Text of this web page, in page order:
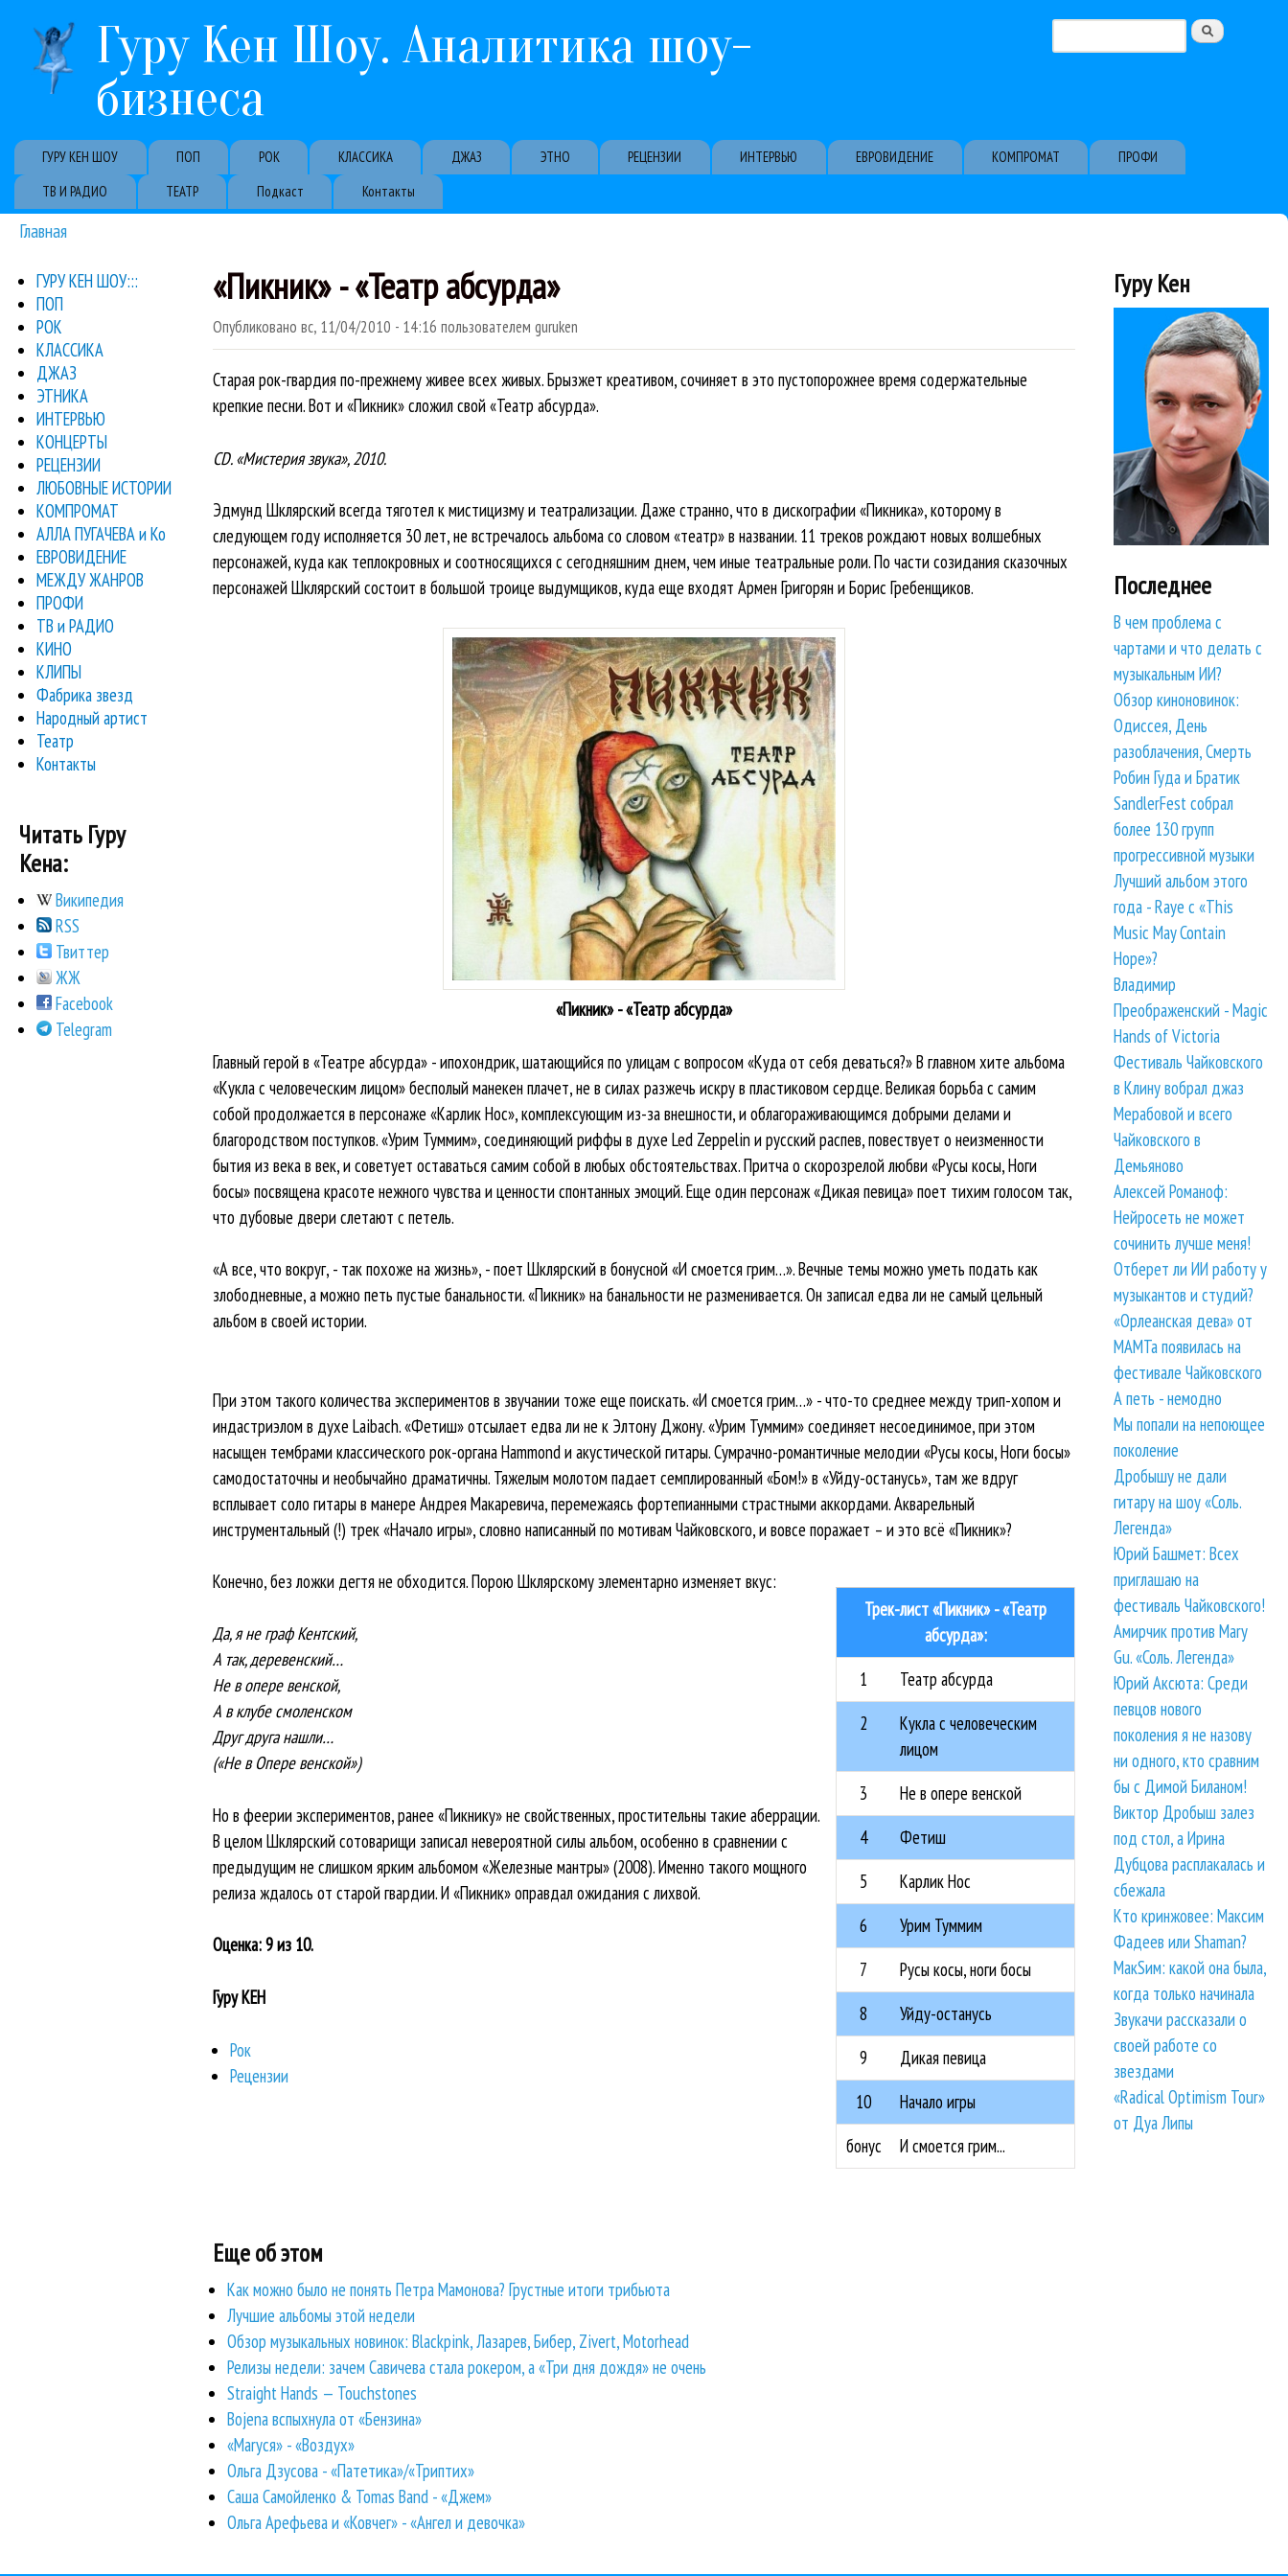
Гуру Кен Шоу. Аналитика шоу-
бизнеса
Форма поиска
Primary links
ГУРУ КЕН ШОУ ПОП РОК КЛАССИКА ДЖАЗ ЭТНО РЕЦЕНЗИИ ИНТЕРВЬЮ ЕВРОВИДЕНИЕ КОМПРОМАТ
ПРОФИ
ТВ И РАДИО
ТЕАТР Подкаст Контакты
Вы здесь
Главная
«Пикник» - «Театр абсурда»
Опубликовано вс, 11/04/2010 - 14:16 пользователем guruken
Старая рок-гвардия по-прежнему живее всех живых. Брызжет креативом, сочиняет в это пустопорожнее время содержательные
крепкие песни. Вот и «Пикник» сложил свой «Театр абсурда».
CD. «Мистерия звука», 2010.
Эдмунд Шклярский всегда тяготел к мистицизму и театрализации. Даже странно, что в дискографии «Пикника», которому в
следующем году исполняется 30 лет, не встречалось альбома со словом «театр» в названии. 11 треков рождают новых волшебных
персонажей, куда как теплокровных и соотносящихся с сегодняшним днем, чем иные театральные роли. По части созидания сказочных
персонажей Шклярский состоит в большой троице выдумщиков, куда еще входят Армен Григорян и Борис Гребенщиков.
«Пикник» - «Театр абсурда»
Главный герой в «Театре абсурда» - ипохондрик, шатающийся по улицам с вопросом «Куда от себя деваться?» В главном хите альбома
«Кукла с человеческим лицом» бесполый манекен плачет, не в силах разжечь искру в пластиковом сердце. Великая борьба с самим
собой продолжается в персонаже «Карлик Нос», комплексующим из-за внешности, и облагораживающимся добрыми делами и
благородством поступков. «Урим Туммим», соединяющий риффы в духе Led Zeppelin и русский распев, повествует о неизменности
бытия из века в век, и советует оставаться самим собой в любых обстоятельствах. Притча о скорозрелой любви «Русы косы, Ноги
босы» посвящена красоте нежного чувства и ценности спонтанных эмоций. Еще один персонаж «Дикая певица» поет тихим голосом так,
что дубовые двери слетают с петель.
«А все, что вокруг, - так похоже на жизнь», - поет Шклярский в бонусной «И смоется грим…». Вечные темы можно уметь подать как
злободневные, а можно петь пустые банальности. «Пикник» на банальности не разменивается. Он записал едва ли не самый цельный
альбом в своей истории.
При этом такого количества экспериментов в звучании тоже еще поискать. «И смоется грим…» - что-то среднее между трип-хопом и
индастриэлом в духе Laibach. «Фетиш» отсылает едва ли не к Элтону Джону. «Урим Туммим» соединяет несоединимое, при этом
насыщен тембрами классического рок-органа Hammond и акустической гитары. Сумрачно-романтичные мелодии «Русы косы, Ноги босы»
самодостаточны и необычайно драматичны. Тяжелым молотом падает семплированный «Бом!» в «Уйду-останусь», там же вдруг
всплывает соло гитары в манере Андрея Макаревича, перемежаясь фортепианными страстными аккордами. Акварельный
инструментальный (!) трек «Начало игры», словно написанный по мотивам Чайковского, и вовсе поражает – и это всё «Пикник»?
Трек-лист «Пикник» - «Театр
абсурда»:
1
Театр абсурда
2
Кукла с человеческим
лицом
3
Не в опере венской
4
Фетиш
5
Карлик Нос
6
Урим Туммим
7
Русы косы, ноги босы
8
Уйду-останусь
9
Дикая певица
10
Начало игры
бонус
И смоется грим...
Конечно, без ложки дегтя не обходится. Порою Шклярскому элементарно изменяет вкус:
Да, я не граф Кентский,
А так, деревенский…
Не в опере венской,
А в клубе смоленском
Друг друга нашли…
(«Не в Опере венской»)
Но в феерии экспериментов, ранее «Пикнику» не свойственных, простительны такие аберрации.
В целом Шклярский сотоварищи записал невероятной силы альбом, особенно в сравнении с
предыдущим не слишком ярким альбомом «Железные мантры» (2008). Именно такого мощного
релиза ждалось от старой гвардии. И «Пикник» оправдал ожидания с лихвой.
Оценка: 9 из 10.
Гуру КЕН
Рок
Рецензии
Еще об этом
Как можно было не понять Петра Мамонова? Грустные итоги трибьюта
Лучшие альбомы этой недели
Обзор музыкальных новинок: Blackpink, Лазарев, Бибер, Zivert, Motorhead
Релизы недели: зачем Савичева стала рокером, а «Три дня дождя» не очень
Straight Hands — Touchstones
Bojena вспыхнула от «Бензина»
«Маrуся» - «Воздух»
Ольга Дзусова - «Патетика»/«Триптих»
Саша Самойленко & Tomas Band - «Джем»
Ольга Арефьева и «Ковчег» - «Ангел и девочка»
ГУРУ КЕН ШОУ:::
ПОП
РОК
КЛАССИКА
ДЖАЗ
ЭТНИКА
ИНТЕРВЬЮ
КОНЦЕРТЫ
РЕЦЕНЗИИ
ЛЮБОВНЫЕ ИСТОРИИ
КОМПРОМАТ
АЛЛА ПУГАЧЕВА и Ко
ЕВРОВИДЕНИЕ
МЕЖДУ ЖАНРОВ
ПРОФИ
ТВ и РАДИО
КИНО
КЛИПЫ
Фабрика звезд
Народный артист
Театр
Контакты
Читать Гуру
Кена:
Википедия
RSS
Твиттер
ЖЖ
Facebook
Telegram
Гуру Кен
Последнее
В чем проблема с
чартами и что делать с
музыкальным ИИ?
Обзор киноновинок:
Одиссея, День
разоблачения, Смерть
Робин Гуда и Братик
SandlerFest собрал
более 130 групп
прогрессивной музыки
Лучший альбом этого
года - Raye с «This
Music May Contain
Hope»?
Владимир
Преображенский - Magic
Hands of Victoria
Фестиваль Чайковского
в Клину вобрал джаз
Мерабовой и всего
Чайковского в
Демьяново
Алексей Романоф:
Нейросеть не может
сочинить лучше меня!
Отберет ли ИИ работу у
музыкантов и студий?
«Орлеанская дева» от
МАМТа появилась на
фестивале Чайковского
А петь - немодно
Мы попали на непоющее
поколение
Дробышу не дали
гитару на шоу «Соль.
Легенда»
Юрий Башмет: Всех
приглашаю на
фестиваль Чайковского!
Амирчик против Mary
Gu. «Соль. Легенда»
Юрий Аксюта: Среди
певцов нового
поколения я не назову
ни одного, кто сравним
бы с Димой Биланом!
Виктор Дробыш залез
под стол, а Ирина
Дубцова расплакалась и
сбежала
Кто кринжовее: Максим
Фадеев или Shaman?
МакSим: какой она была,
когда только начинала
Звукачи рассказали о
своей работе со
звездами
«Radical Optimism Tour»
от Дуа Липы